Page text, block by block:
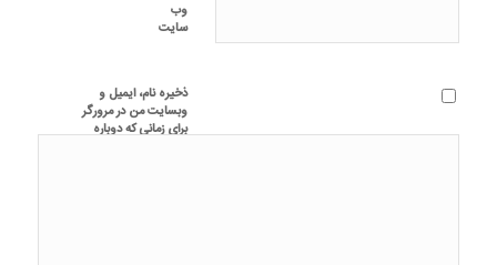
وب‌
سایت
ذخیره نام، ایمیل و
وبسایت من در مرورگر
برای زمانی که دوباره